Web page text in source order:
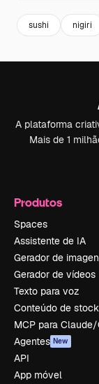
sushi nigiri
A plataforma
Mais de 1
Produtos
Spaces
Assistente de IA
Gerador de
Gerador de vídeos
Texto para voz
Conteúdo de stock
MCP para Claude/
Agentes New
API
App móvel